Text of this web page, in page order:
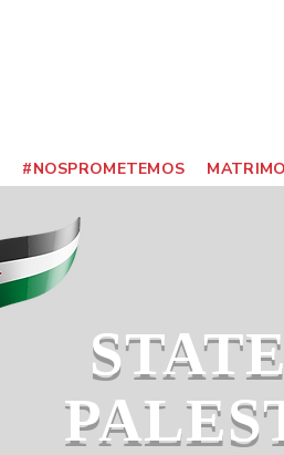
#NOSPROMETEMOS